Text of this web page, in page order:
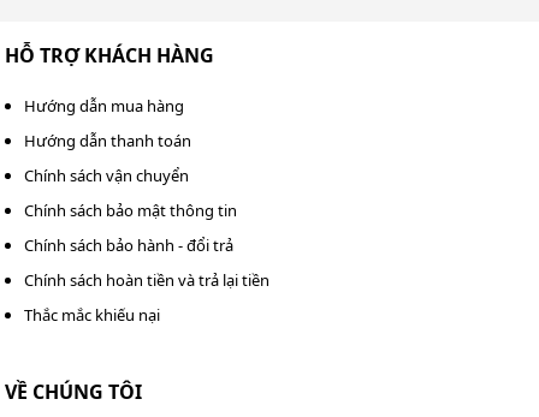
HỖ TRỢ KHÁCH HÀNG
Hướng dẫn mua hàng
Hướng dẫn thanh toán
Chính sách vận chuyển
Chính sách bảo mật thông tin
Chính sách bảo hành - đổi trả
Chính sách hoàn tiền và trả lại tiền
Thắc mắc khiếu nại
VỀ CHÚNG TÔI